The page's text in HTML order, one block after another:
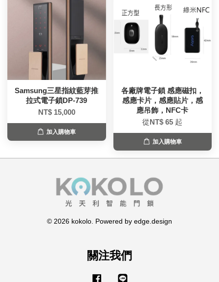
Samsung三星指紋藍芽推
拉式電子鎖DP-739
NT$ 15,000
加入購物車
各廠牌電子鎖 感應磁扣，
感應卡片，感應貼片，感
應吊飾，NFC卡
從NT$ 65 起
加入購物車
© 2026 kokolo. Powered by edge.design
關注我們
Facebook